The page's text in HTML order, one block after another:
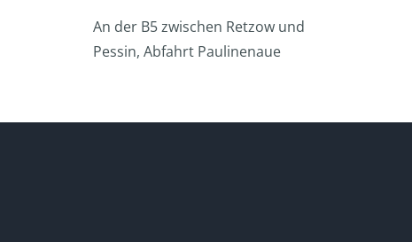
An der B5 zwischen Retzow und
Pessin, Abfahrt Paulinenaue